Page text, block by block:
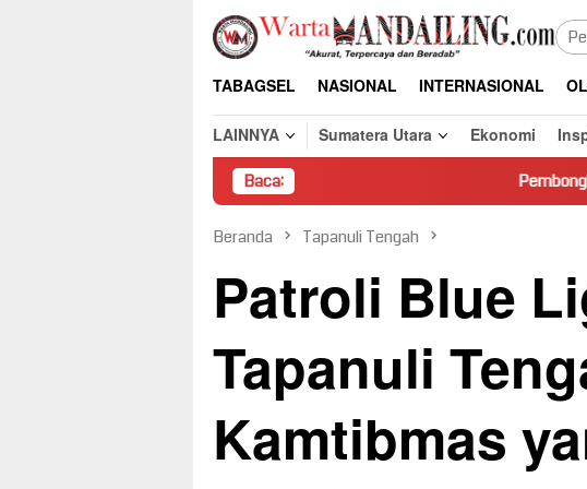
Loncat
konten
TABAGSEL NASIONAL INTERNASIONAL
LAINNYA
Sumatera Utara Ekonomi
Baca: Pembongkaran Paksa Rumah
Beranda Tapanuli Tengah
Patroli Blue
Tapanuli
Kamtibmas